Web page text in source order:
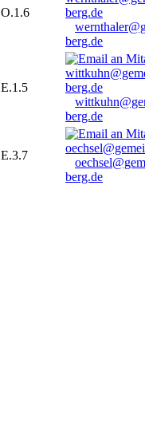
O.1.6
berg.de
E.1.5
berg.de
E.3.7
berg.de